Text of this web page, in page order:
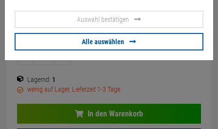
40,00 €
45,00€
Lagernd: 1
wenig auf Lager, Lieferzeit 1-3 Tage
In den Warenkorb
Auswahl bestätigen
Alle auswählen